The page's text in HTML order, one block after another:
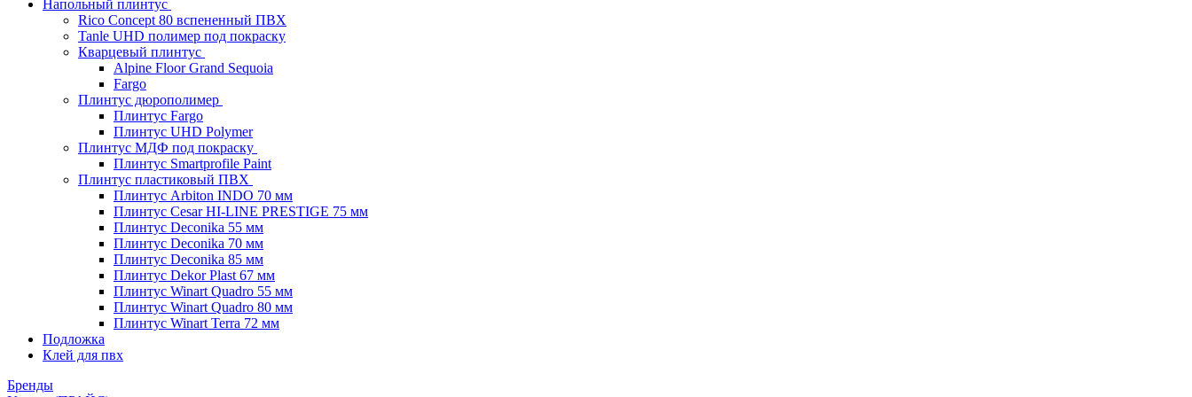
Напольный плинтус
Rico Concept 80 вспененный ПВХ
Tanle UHD полимер под покраску
Кварцевый плинтус
Alpine Floor Grand Sequoia
Fargo
Плинтус дюрополимер
Плинтус Fargo
Плинтус UHD Polymer
Плинтус МДФ под покраску
Плинтус Smartprofile Paint
Плинтус пластиковый ПВХ
Плинтус Arbiton INDO 70 мм
Плинтус Cesar HI-LINE PRESTIGE 75 мм
Плинтус Deconika 55 мм
Плинтус Deconika 70 мм
Плинтус Deconika 85 мм
Плинтус Dekor Plast 67 мм
Плинтус Winart Quadro 55 мм
Плинтус Winart Quadro 80 мм
Плинтус Winart Terra 72 мм
Подложка
Клей для пвх
Бренды